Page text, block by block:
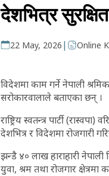
देशभित्र
22 May, 2026 | Online
विदेशमा काम गर्ने नेपाली
सरोकारवालाले बताएका छन् ।
राष्ट्रिय स्वतन्त्र पार्टी
देशभित्र र विदेशमा रोजगारी
झन्डै ४० लाख हाराहारी
युवा, श्रम तथा रोजगार